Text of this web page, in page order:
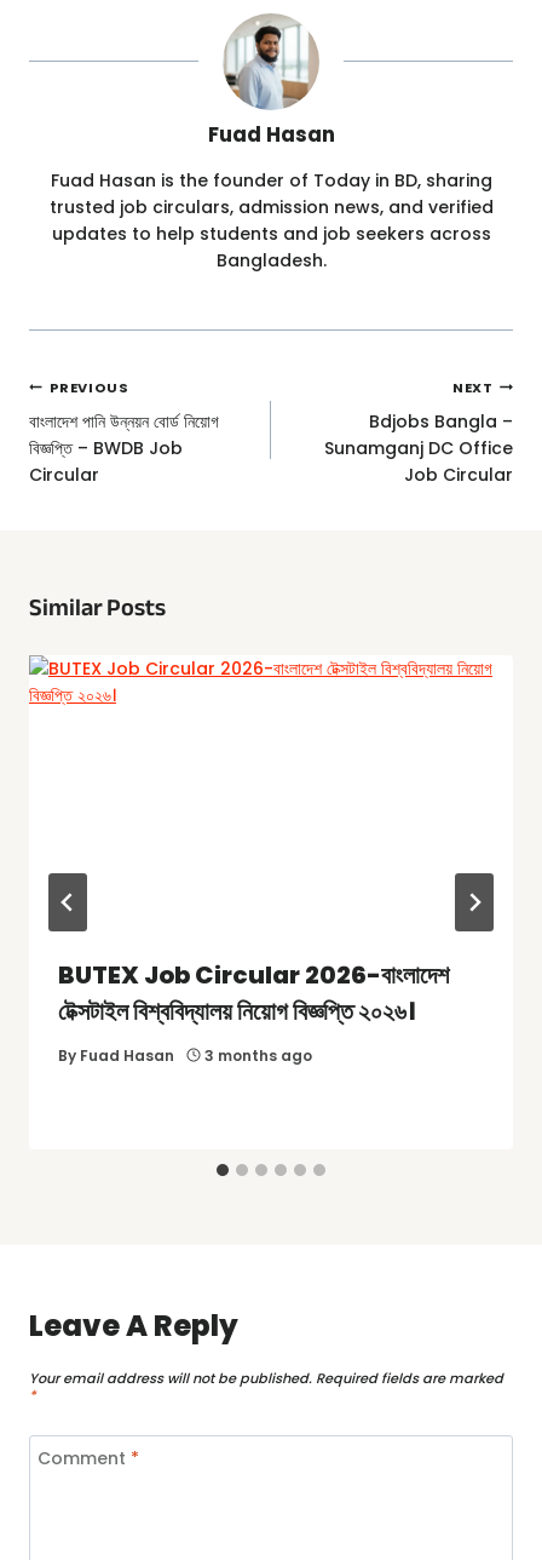
Fuad Hasan
Fuad Hasan is the founder of Today in BD, sharing
trusted job circulars, admission news, and verified
updates to help students and job seekers across
Bangladesh.
Post
Navigation
PREVIOUS
বাংলাদেশ পানি উন্নয়ন বোর্ড নিয়োগ
বিজ্ঞপ্তি – BWDB Job
Circular
NEXT
Bdjobs Bangla –
Sunamganj DC Office
Job Circular
Similar Posts
BUTEX Job Circular 2026-বাংলাদেশ
টেক্সটাইল বিশ্ববিদ্যালয় নিয়োগ বিজ্ঞপ্তি ২০২৬।
By Fuad Hasan 3 months ago
Leave A Reply
Your email address will not be published. Required fields are marked
*
Comment *